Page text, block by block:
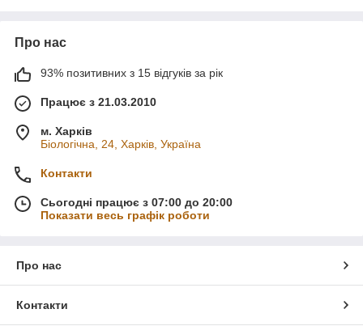
Про нас
93% позитивних з 15 відгуків за рік
Працює з 21.03.2010
м. Харків
Біологічна, 24, Харків, Україна
Контакти
Сьогодні працює з 07:00 до 20:00
Показати весь графік роботи
Про нас
Контакти